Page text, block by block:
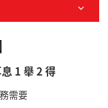
1 舉 2 得
需要